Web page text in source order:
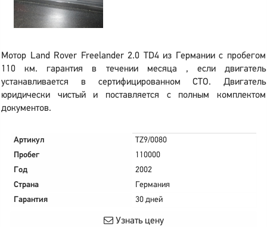
Мотор Land Rover Freelander 2.0 TD4 из Германии с пробегом
110 км. гарантия в течении месяца , если двигатель
устанавливается в сертифицированном СТО. Двигатель
юридически чистый и поставляется с полным комплектом
документов.
Артикул
TZ9/0080
Пробег
110000
Год
2002
Страна
Германия
Гарантия
30 дней
Узнать цену